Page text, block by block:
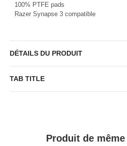
100% PTFE pads
Razer Synapse 3 compatible
DÉTAILS DU PRODUIT
TAB TITLE
Produit de